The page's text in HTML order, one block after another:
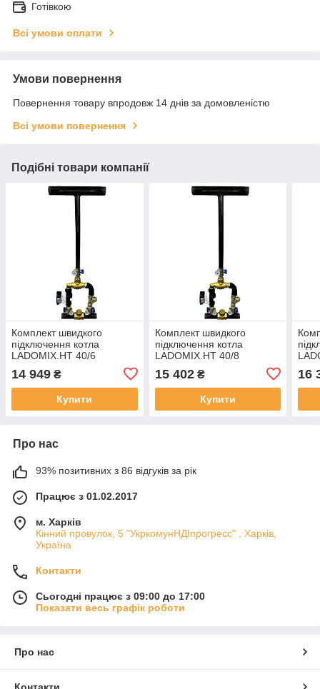
Готівкою
Всі умови оплати
Умови повернення
Повернення товару впродовж 14 днів за домовленістю
Всі умови повернення
Подібні товари компанії
Комплект швидкого
підключення котла
LADOMIX.HT 40/6
термозмішувальний вузол
55°C, Dn40 (1 1/2") KVANT
14 949 ₴
Купити
Комплект швидкого
підключення котла
LADOMIX.HT 40/8
термозмішувальний вузол
55°C, Dn40 (1 1/2") KVANT
15 402₴
Купити
16
Про нас
93% позитивних з 86 відгуків за рік
Працює з 01.02.2017
м. Харків
Кінний провулок, 5 "УкркомунНДІпрогресс" , Харків,
Україна
Контакти
Сьогодні працює з 09:00 до 17:00
Показати весь графік роботи
Про нас